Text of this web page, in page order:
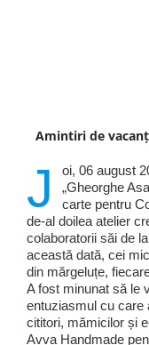
Amintiri de
J
oi, 06 august
„Gheorghe
carte pentru
de-al doilea atelier
colaboratorii săi de
această dată, cei
din mărgeluțe,
A fost minunat să le
entuziasmul cu care
cititori, mămicilor și
Avva Handmade